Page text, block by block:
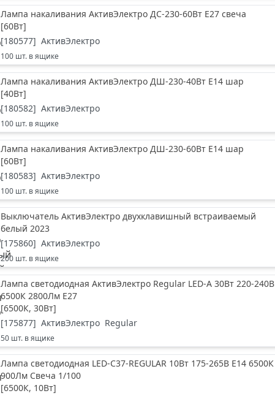
Лампа накаливания АктивЭлектро ДС-230-60Вт Е27 свеча
[60Вт]
[180577] АктивЭлектро
100 шт. в ящике
Лампа накаливания АктивЭлектро ДШ-230-40Вт Е14 шар
[40Вт]
[180582] АктивЭлектро
100 шт. в ящике
Лампа накаливания АктивЭлектро ДШ-230-60Вт Е14 шар
[60Вт]
[180583] АктивЭлектро
100 шт. в ящике
Выключатель АктивЭлектро двухклавишный встраиваемый
белый 2023
[175860] АктивЭлектро
200 шт. в ящике
Лампа светодиодная АктивЭлектро Regular LED-A 30Вт 220-240В
6500К 2800Лм Е27
[6500К, 30Вт]
[175877] АктивЭлектро Regular
50 шт. в ящике
Лампа светодиодная LED-C37-REGULAR 10Вт 175-265В Е14 6500К
900Лм Свеча 1/100
[6500К, 10Вт]